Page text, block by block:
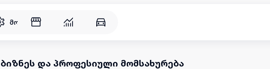
მომსახურება
ბიზნეს და პროფესიული მომსახურება